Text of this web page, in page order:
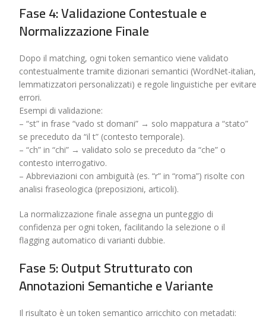
Fase 4: Validazione Contestuale e
Normalizzazione Finale
Dopo il matching, ogni token semantico viene validato
contestualmente tramite dizionari semantici (WordNet-italian,
lemmatizzatori personalizzati) e regole linguistiche per evitare
errori.
Esempi di validazione:
– “st” in frase “vado st domani” → solo mappatura a “stato”
se preceduto da “il t” (contesto temporale).
– “ch” in “chi” → validato solo se preceduto da “che” o
contesto interrogativo.
– Abbreviazioni con ambiguità (es. “r” in “roma”) risolte con
analisi fraseologica (preposizioni, articoli).
La normalizzazione finale assegna un punteggio di
confidenza per ogni token, facilitando la selezione o il
flagging automatico di varianti dubbie.
Fase 5: Output Strutturato con
Annotazioni Semantiche e Variante
Il risultato è un token semantico arricchito con metadati: